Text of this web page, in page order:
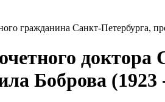
гражданина Санкт-Петербурга,
Боброва (1923